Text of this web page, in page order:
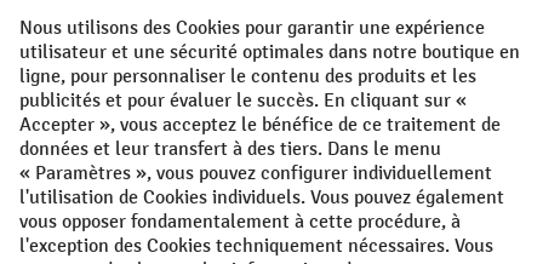
Conditions générales Mentions légales
Protection des Données Politique de cookies
All prices excl. VAT plusshipping costsand possible delivery charges,
if not stated otherwise.
¹ La remise est valable jusqu'à épuisement des stocks. La remise ne